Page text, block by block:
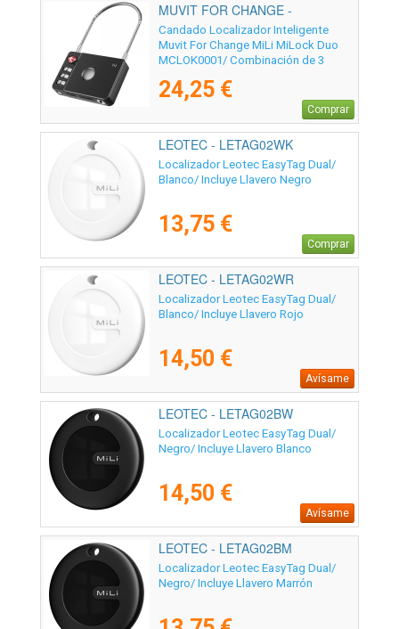
MUVIT FOR CHANGE -
MCLOK0001
Candado Localizador Inteligente
Muvit For Change MiLi MiLock Duo
MCLOK0001/ Combinación de 3
24,25 €
Comprar
LEOTEC - LETAG02WK
Localizador Leotec EasyTag Dual/
Blanco/ Incluye Llavero Negro
13,75 €
Comprar
LEOTEC - LETAG02WR
Localizador Leotec EasyTag Dual/
Blanco/ Incluye Llavero Rojo
14,50 €
Avísame
LEOTEC - LETAG02BW
Localizador Leotec EasyTag Dual/
Negro/ Incluye Llavero Blanco
14,50 €
Avísame
LEOTEC - LETAG02BM
Localizador Leotec EasyTag Dual/
Negro/ Incluye Llavero Marrón